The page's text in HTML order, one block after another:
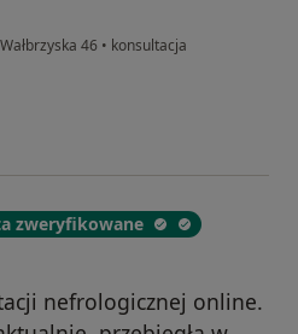
46 • konsultacja
zweryfikowane
nefrologicznej online.